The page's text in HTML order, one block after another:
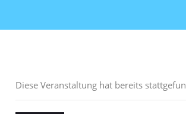
Diese Veranstaltung hat bereits